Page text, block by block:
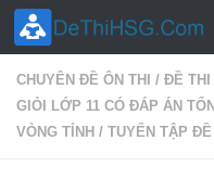
Skip to content
CHUYÊN ĐỀ ÔN THI / ĐỀ THI
GIỎI LỚP 11 CÓ ĐÁP ÁN
VÒNG TỈNH / TUYỂN TẬP